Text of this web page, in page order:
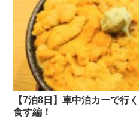
【7泊8日】車中泊カーで行
食す編！